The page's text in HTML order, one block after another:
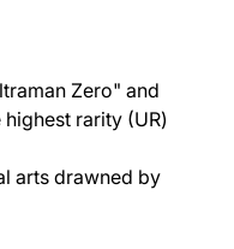
Zero" and
rarity (UR)
arts drawned by